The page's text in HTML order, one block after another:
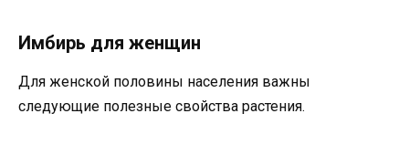
Имбирь для женщин
Для женской половины населения важны
следующие полезные свойства растения.